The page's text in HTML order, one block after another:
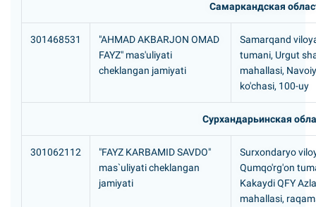
Самаркандская
301468531
"AHMAD AKBARJON OMAD
FAYZ" mas'uliyati
cheklangan jamiyati
Samarqand
tumani, Urgut
mahallasi,
ko'chasi, 100-uy
Сурхандарьинская
301062112
"FAYZ KARBAMID SAVDO"
mas`uliyati cheklangan
jamiyati
Surxondaryo
Qumqo'rg'on
Kakaydi QFY
mahallasi,